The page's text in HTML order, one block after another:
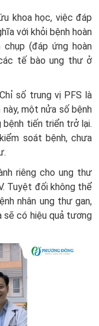
khoa học, việc đáp
với khỏi bệnh hoàn
(đáp ứng hoàn
tế bào ung thư ở
số trung vị PFS là
một nửa số bệnh
tiến triển trở lại.
soát bệnh, chưa
riêng cho ung thư
Tuyệt đối không thể
nhân ung thư gan,
sẽ có hiệu quả tương